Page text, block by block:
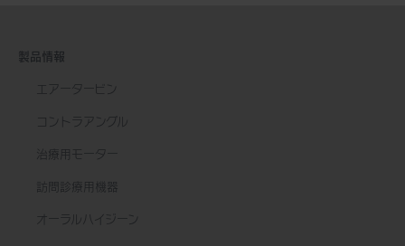
製品情報
エアータービン
コントラアングル
治療用モーター
訪問診療用機器
オーラルハイジーン